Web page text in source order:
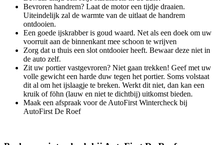
Bevroren handrem? Laat de motor een tijdje draaien.
Uiteindelijk zal de warmte van de uitlaat de handrem
ontdooien.
Een goede ijskrabber is goud waard. Net als een doek om uw
voorruit aan de binnenkant mee schoon te wrijven
Zorg dat u thuis een slot ontdooier heeft. Bewaar deze niet in
de auto zelf.
Zit uw portier vastgevroren? Niet gaan trekken! Geef met uw
volle gewicht een harde duw tegen het portier. Soms volstaat
dit al om het ijslaagje te breken. Werkt dit niet, dan kan een
kruik of föhn (lauw en niet te dichtbij) uitkomst bieden.
Maak een afspraak voor de AutoFirst Wintercheck bij
AutoFirst De Roef